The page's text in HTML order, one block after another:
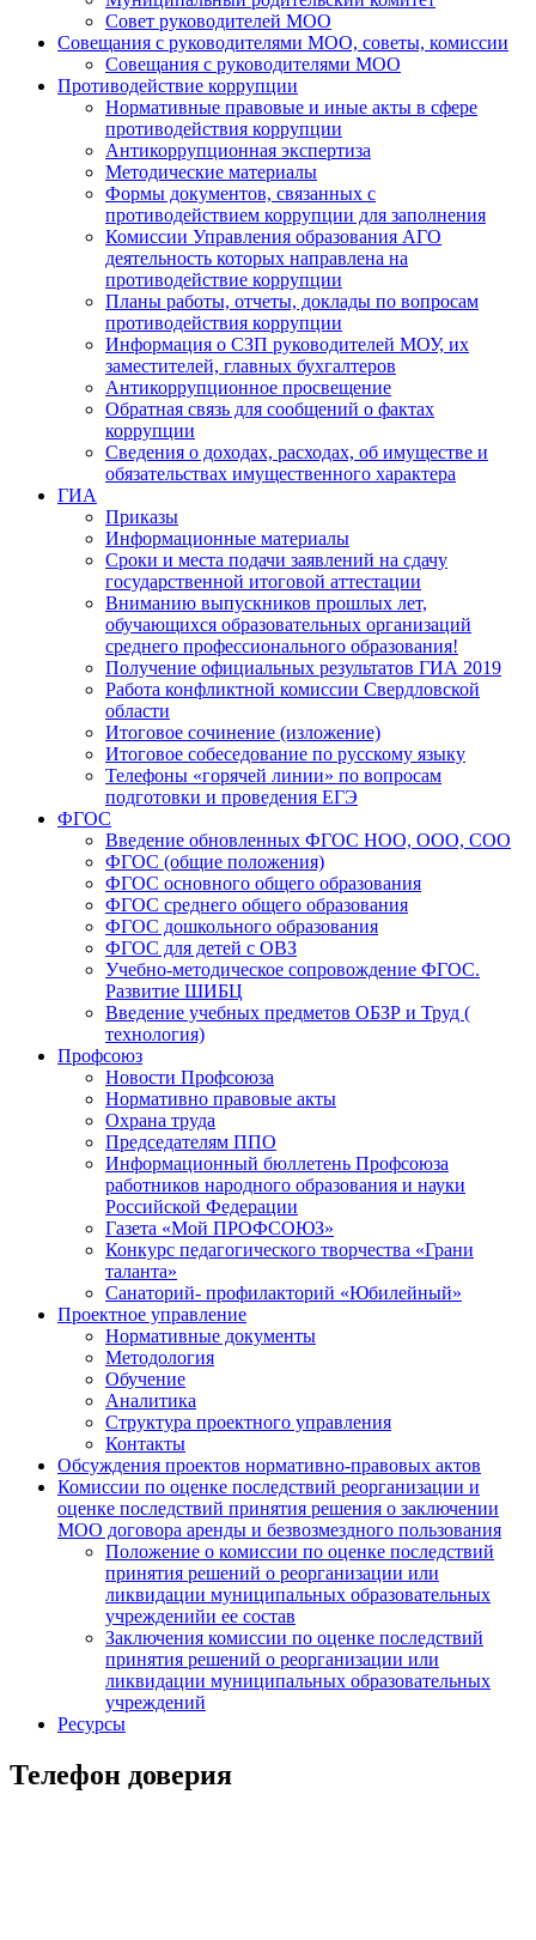
Совет руководителей МОО
Совещания с руководителями МОО, советы, комиссии
Совещания с руководителями МОО
Противодействие коррупции
Нормативные правовые и иные акты в сфере
противодействия коррупции
Антикоррупционная экспертиза
Методические материалы
Формы документов, связанных с
противодействием коррупции для заполнения
Комиссии Управления образования АГО
деятельность которых направлена на
противодействие коррупции
Планы работы, отчеты, доклады по вопросам
противодействия коррупции
Информация о СЗП руководителей МОУ, их
заместителей, главных бухгалтеров
Антикоррупционное просвещение
Обратная связь для сообщений о фактах
коррупции
Сведения о доходах, расходах, об имуществе и
обязательствах имущественного характера
ГИА
Приказы
Информационные материалы
Сроки и места подачи заявлений на сдачу
государственной итоговой аттестации
Вниманию выпускников прошлых лет,
обучающихся образовательных организаций
среднего профессионального образования!
Получение официальных результатов ГИА 2019
Работа конфликтной комиссии Свердловской
области
Итоговое сочинение (изложение)
Итоговое собеседование по русскому языку
Телефоны «горячей линии» по вопросам
подготовки и проведения ЕГЭ
ФГОС
Введение обновленных ФГОС НОО, ООО, СОО
ФГОС (общие положения)
ФГОС основного общего образования
ФГОС среднего общего образования
ФГОС дошкольного образования
ФГОС для детей с ОВЗ
Учебно-методическое сопровождение ФГОС.
Развитие ШИБЦ
Введение учебных предметов ОБЗР и Труд (
технология)
Профсоюз
Новости Профсоюза
Нормативно правовые акты
Охрана труда
Председателям ППО
Информационный бюллетень Профсоюза
работников народного образования и науки
Российской Федерации
Газета «Мой ПРОФСОЮЗ»
Конкурс педагогического творчества «Грани
таланта»
Санаторий- профилакторий «Юбилейный»
Проектное управление
Нормативные документы
Методология
Обучение
Аналитика
Структура проектного управления
Контакты
Обсуждения проектов нормативно-правовых актов
Комиссии по оценке последствий реорганизации и
оценке последствий принятия решения о заключении
МОО договора аренды и безвозмездного пользования
Положение о комиссии по оценке последствий
принятия решений о реорганизации или
ликвидации муниципальных образовательных
учрежденийи ее состав
Заключения комиссии по оценке последствий
принятия решений о реорганизации или
ликвидации муниципальных образовательных
учреждений
Ресурсы
Телефон доверия